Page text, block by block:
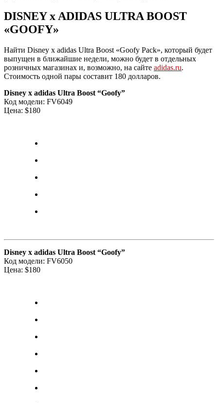
DISNEY x ADIDAS ULTRA BOOST
«GOOFY»
Найти Disney x adidas Ultra Boost «Goofy Pack», который будет
выпущен в ближайшие недели, можно будет в отдельных
розничных магазинах и, возможно, на сайте adidas.ru.
Стоимость одной пары составит 180 долларов.
Disney x adidas Ultra Boost “Goofy”
Код модели: FV6049
Цена: $180
Disney x adidas Ultra Boost “Goofy”
Код модели: FV6050
Цена: $180